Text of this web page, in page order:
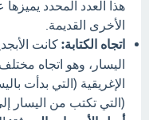
هذا العدد المحدد
الأخرى القديمة.
اتجاه الكتابة: كانت
اليسار، وهو اتجاه
الإغريقية (التي بدأت
(التي تكتب من اليسار